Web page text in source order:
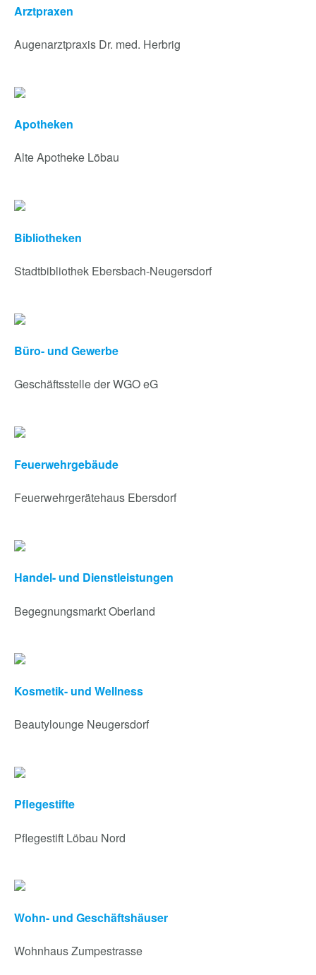
Arztpraxen
Augenarztpraxis Dr. med. Herbrig
Apotheken
Alte Apotheke Löbau
Bibliotheken
Stadtbibliothek Ebersbach-Neugersdorf
Büro- und Gewerbe
Geschäftsstelle der WGO eG
Feuerwehrgebäude
Feuerwehrgerätehaus Ebersdorf
Handel- und Dienstleistungen
Begegnungsmarkt Oberland
Kosmetik- und Wellness
Beautylounge Neugersdorf
Pflegestifte
Pflegestift Löbau Nord
Wohn- und Geschäftshäuser
Wohnhaus Zumpestrasse